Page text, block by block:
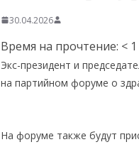
30.04.2026
Время на прочтение: < 1
Экс-президент и
на партийном форуме о
На форуме также будут